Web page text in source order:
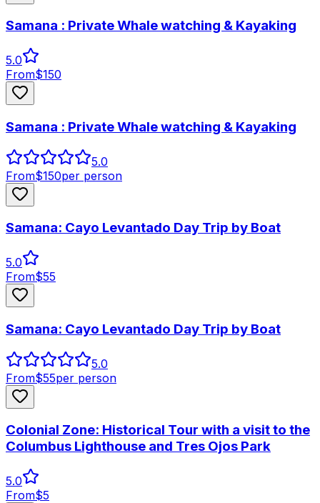
Samana : Private Whale watching & Kayaking
5.0
From$150
Samana : Private Whale watching & Kayaking
5.0
From$150per person
Samana: Cayo Levantado Day Trip by Boat
5.0
From$55
Samana: Cayo Levantado Day Trip by Boat
5.0
From$55per person
Colonial Zone: Historical Tour with a visit to the
Columbus Lighthouse and Tres Ojos Park
5.0
From$5